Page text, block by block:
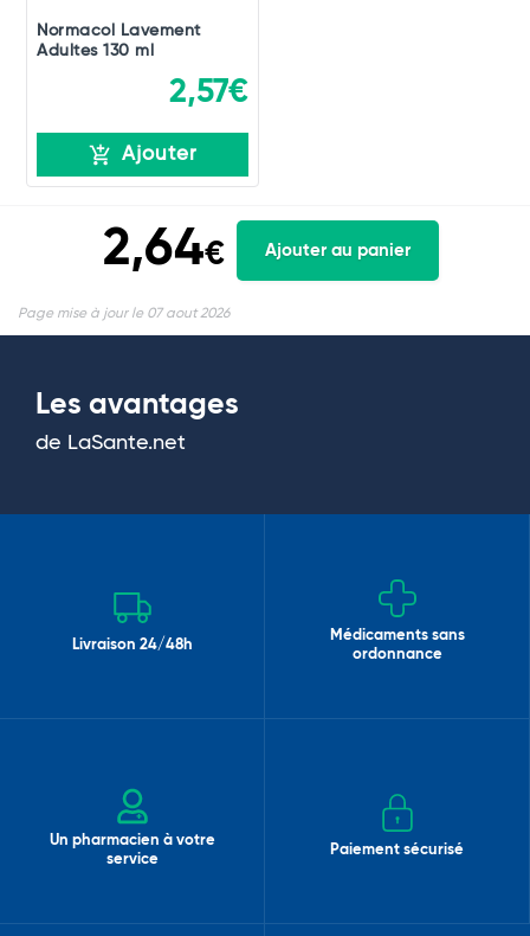
Normacol Lavement
Adultes 130 ml
2,57€
Ajouter
2,64€ Ajouter au panier
Page mise à jour le 07 aout 2026
Les avantages
de LaSante.net
Livraison 24/48h
Médicaments sans
ordonnance
Un pharmacien à votre
service
Paiement sécurisé